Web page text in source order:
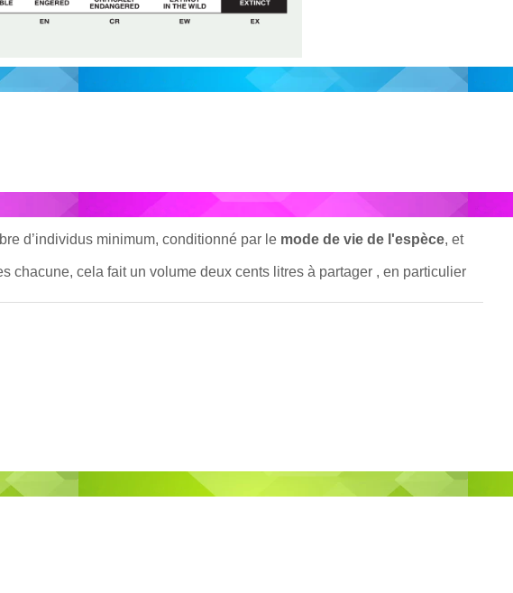
d’individus minimum, conditionné par le mode de vie de l'espèce, et
chacune, cela fait un volume deux cents litres à partager , en particulier